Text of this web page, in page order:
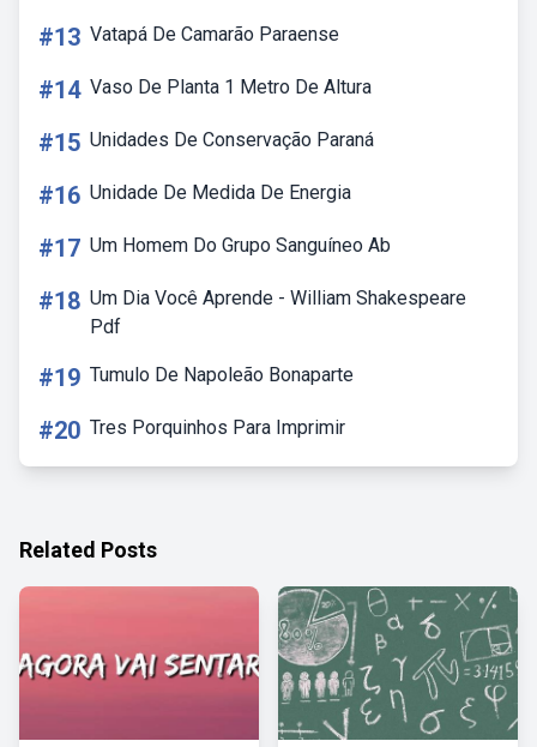
#13 Vatapá De Camarão Paraense
#14 Vaso De Planta 1 Metro De Altura
#15 Unidades De Conservação Paraná
#16 Unidade De Medida De Energia
#17 Um Homem Do Grupo Sanguíneo Ab
#18 Um Dia Você Aprende - William Shakespeare
Pdf
#19 Tumulo De Napoleão Bonaparte
#20 Tres Porquinhos Para Imprimir
Related Posts